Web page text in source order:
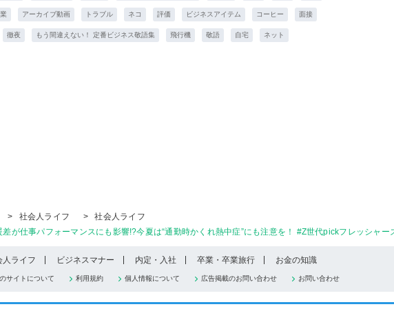
アーカイブ動画 トラブル ネコ 評価 ビジネスアイテム コーヒー 面接
徹夜 もう間違えない！ 定番ビジネス敬語集 飛行機 敬語 自宅 ネット
> 社会人ライフ >
社会人ライフ
が仕事パフォーマンスにも影響!?今夏は“通勤時かくれ熱中症”にも注意を！ #Z世代pickフレッシャー
人ライフ ビジネスマナー 内定・入社 卒業・卒業旅行 お金の知識
サイトについて 利用規約 個人情報について 広告掲載のお問い合わせ お問い合わせ